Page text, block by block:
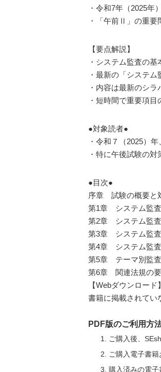
・令和7年（2025年
・「午前Ⅱ」の重要
【要点解説】
・システム監査の
・最新の「システ
・内容は最新のシ
・短時間で重要項
●対象読者●
・令和７（2025）
・特に午後試験の対
●目次●
序章 試験の概要と
第1章 システム監
第2章 システム監
第3章 システム監
第4章 システム監
第5章 テーマ別監査
第6章 関連法規の
【Webダウンロード】
書籍に掲載されて
PDF版のご利用方
ご購入後、
ご購入電子書
購入済みの電